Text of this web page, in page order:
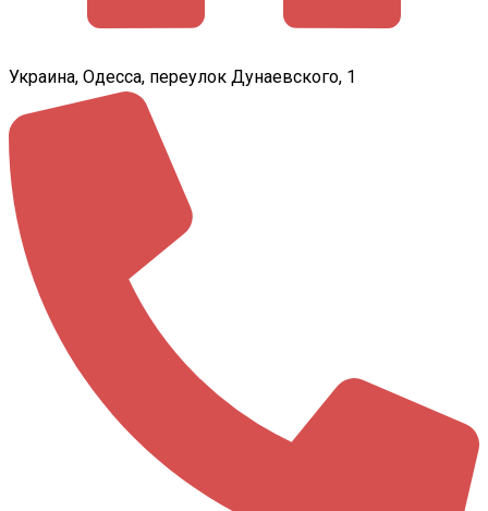
Украина, Одесса, переулок Дунаевского, 1